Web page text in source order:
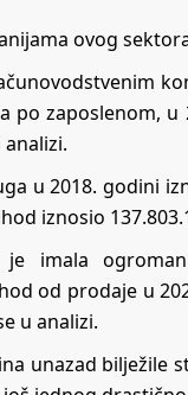
ovog
zaposlenom, u
analizi.
u 2018. godini
iznosio
imala
od prodaje u
u analizi.
unazad bilježile